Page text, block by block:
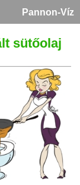
Pannon-Víz
sütőolaj